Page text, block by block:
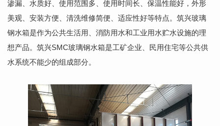
渗漏、水质好、使用范围多、使用时间长、保温性能好，外形
美观、安装方便、清洗维修简便、适应性好等特点。筑兴玻璃
钢水箱是作为公共生活用、消防用水和工业用水贮水设施的理
想产品。筑兴SMC玻璃钢水箱是工矿企业、民用住宅等公共供
水系统不能少的组成部分。